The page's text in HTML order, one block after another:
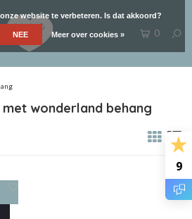
9
0
wonderland behang
website te verbeteren. Is dat akkoord?
NEE Meer over cookies »